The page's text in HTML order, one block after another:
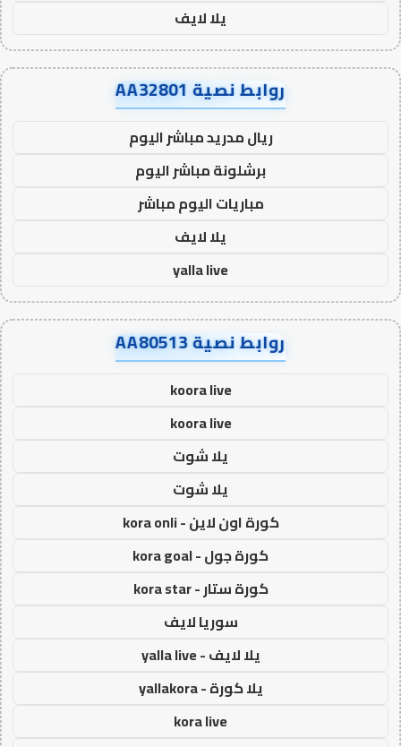
يلا لايف
روابط نصية AA32801
ريال مدريد مباشر اليوم
برشلونة مباشر اليوم
مباريات اليوم مباشر
يلا لايف
yalla live
روابط نصية AA80513
koora live
koora live
يلا شوت
يلا شوت
كورة اون لاين - kora onli
كورة جول - kora goal
كورة ستار - kora star
سوريا لايف
يلا لايف - yalla live
يلا كورة - yallakora
kora live